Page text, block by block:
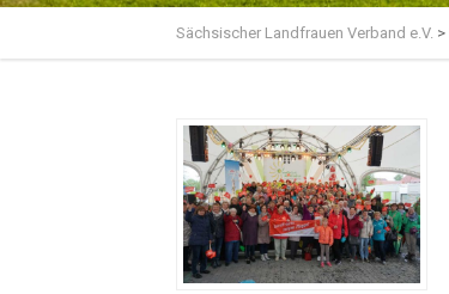
Sächsischer Landfrauen Verband e.V. >